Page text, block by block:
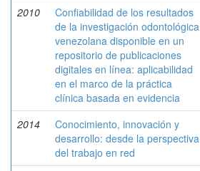
2010
Confiabilidad de los resultados
de la investigación odontológica
venezolana disponible en un
repositorio de publicaciones
digitales en línea: aplicabilidad
en el marco de la práctica
clínica basada en evidencia
2014
Conocimiento, innovación y
desarrollo: desde la perspectiva
del trabajo en red